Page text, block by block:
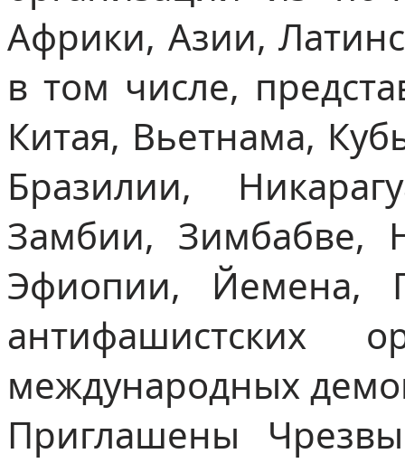
Африки, Азии,
в том числе,
Китая, Вьетнама,
Бразилии,
Замбии, Зимбабве,
Эфиопии, Йемена,
антифашистских
международных
Приглашены